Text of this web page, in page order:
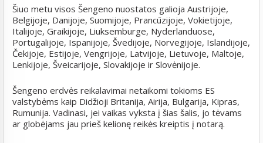
Šiuo metu visos Šengeno nuostatos galioja Austrijoje,
Belgijoje, Danijoje, Suomijoje, Prancūzijoje, Vokietijoje,
Italijoje, Graikijoje, Liuksemburge, Nyderlanduose,
Portugalijoje, Ispanijoje, Švedijoje, Norvegijoje, Islandijoje,
Čekijoje, Estijoje, Vengrijoje, Latvijoje, Lietuvoje, Maltoje,
Lenkijoje, Šveicarijoje, Slovakijoje ir Slovėnijoje.
Šengeno erdvės reikalavimai netaikomi tokioms ES
valstybėms kaip Didžioji Britanija, Airija, Bulgarija, Kipras,
Rumunija. Vadinasi, jei vaikas vyksta į šias šalis, jo tėvams
ar globėjams jau prieš kelionę reikės kreiptis į notarą.